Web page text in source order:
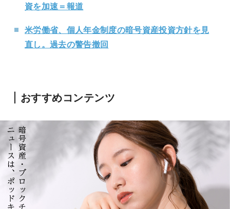
資を加速＝報道
米労働省、個人年金制度の暗号資産投資方針を見
直し。過去の警告撤回
おすすめコンテンツ